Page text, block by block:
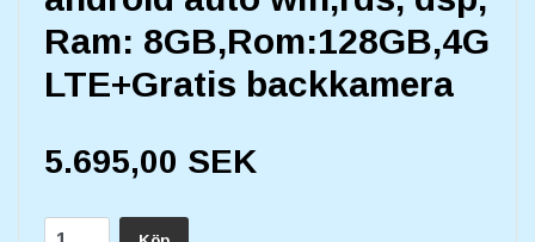
Ram: 8GB,Rom:128GB,4G
LTE+Gratis backkamera
5.695,00 SEK